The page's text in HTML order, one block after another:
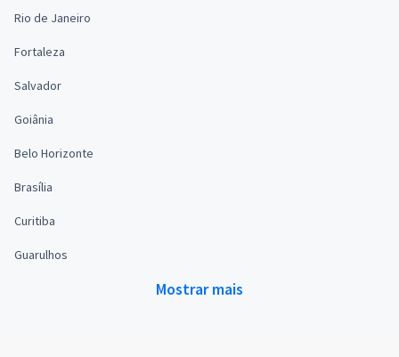
Rio de Janeiro
Fortaleza
Salvador
Goiânia
Belo Horizonte
Brasília
Curitiba
Guarulhos
Mostrar mais